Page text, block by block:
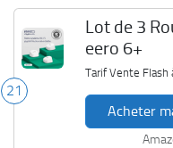
21
Lot de 3
eero 6+
Tarif Vente Flash
Acheter